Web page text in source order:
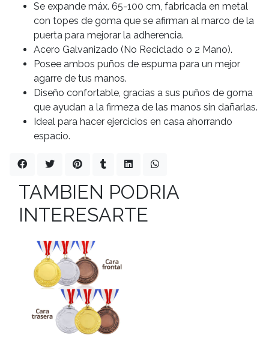
Se expande máx. 65-100 cm, fabricada en metal
con topes de goma que se afirman al marco de la
puerta para mejorar la adherencia.
Acero Galvanizado (No Reciclado o 2 Mano).
Posee ambos puños de espuma para un mejor
agarre de tus manos.
Diseño confortable, gracias a sus puños de goma
que ayudan a la firmeza de las manos sin dañarlas.
Ideal para hacer ejercicios en casa ahorrando
espacio.
TAMBIEN PODRIA
INTERESARTE